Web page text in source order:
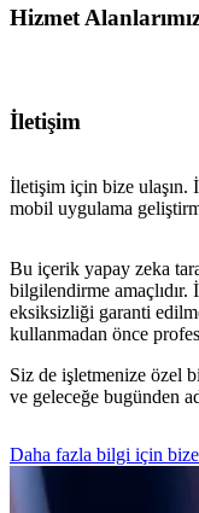
Hizmet
İletişim
İletişim için bize ulaşın.
mobil uygulama
Bu içerik yapay zeka
bilgilendirme
eksiksizliği garanti
kullanmadan önce
Siz de işletmenize özel
ve geleceğe bugünden
Daha fazla bilgi için bize